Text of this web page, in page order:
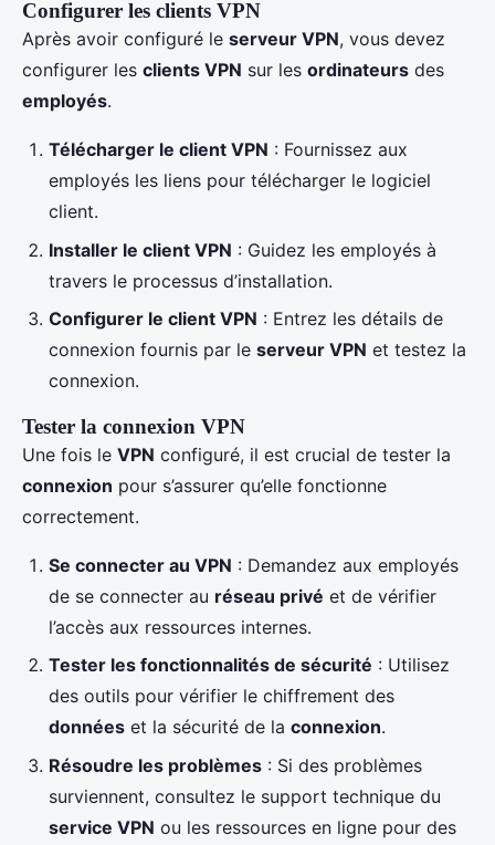
Configurer les clients VPN
Après avoir configuré le serveur VPN, vous devez
configurer les clients VPN sur les ordinateurs des
employés.
Télécharger le client VPN : Fournissez aux
employés les liens pour télécharger le logiciel
client.
Installer le client VPN : Guidez les employés à
travers le processus d’installation.
Configurer le client VPN : Entrez les détails de
connexion fournis par le serveur VPN et testez la
connexion.
Tester la connexion VPN
Une fois le VPN configuré, il est crucial de tester la
connexion pour s’assurer qu’elle fonctionne
correctement.
Se connecter au VPN : Demandez aux employés
de se connecter au réseau privé et de vérifier
l’accès aux ressources internes.
Tester les fonctionnalités de sécurité : Utilisez
des outils pour vérifier le chiffrement des
données et la sécurité de la connexion.
Résoudre les problèmes : Si des problèmes
surviennent, consultez le support technique du
service VPN ou les ressources en ligne pour des